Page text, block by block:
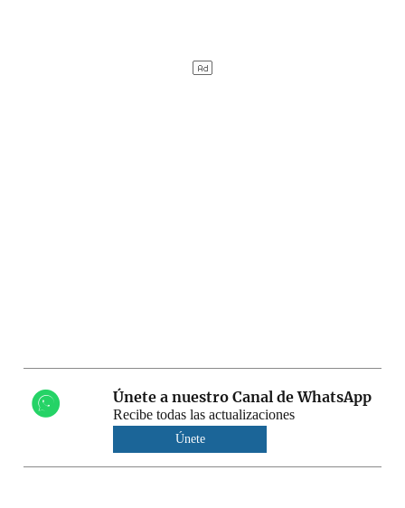
Únete a nuestro Canal de WhatsApp
Recibe todas las actualizaciones
Únete